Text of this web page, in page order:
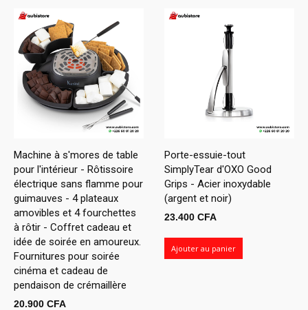
Machine à s'mores de table
pour l'intérieur - Rôtissoire
électrique sans flamme pour
guimauves - 4 plateaux
amovibles et 4 fourchettes
à rôtir - Coffret cadeau et
idée de soirée en amoureux.
Fournitures pour soirée
cinéma et cadeau de
pendaison de crémaillère
20.900 CFA
Porte-essuie-tout
SimplyTear d'OXO Good
Grips - Acier inoxydable
(argent et noir)
23.400 CFA
Ajouter au panier